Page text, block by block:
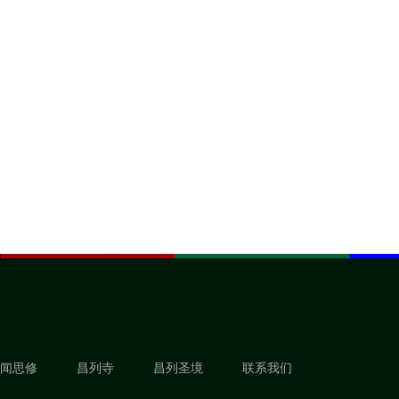
闻思修 昌列寺 昌列圣境 联系我们